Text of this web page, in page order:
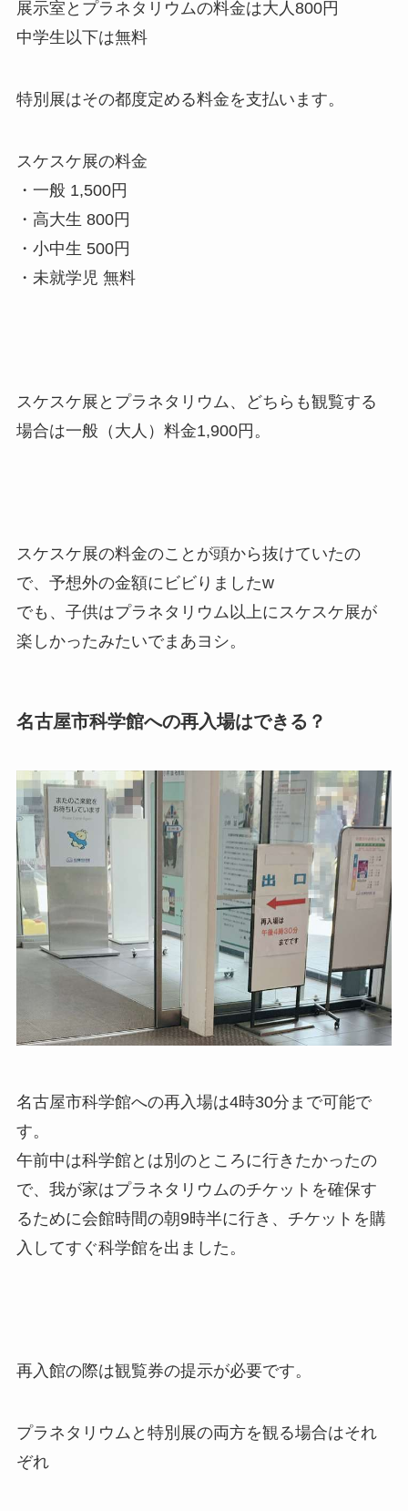
展示室とプラネタリウムの料金は大人800円
中学生以下は無料
特別展はその都度定める料金を支払います。
スケスケ展の料金
・一般 1,500円
・高大生 800円
・小中生 500円
・未就学児 無料
スケスケ展とプラネタリウム、どちらも観覧する
場合は一般（大人）料金1,900円。
スケスケ展の料金のことが頭から抜けていたの
で、予想外の金額にビビりましたw
でも、子供はプラネタリウム以上にスケスケ展が
楽しかったみたいでまあヨシ。
名古屋市科学館への再入場はできる？
名古屋市科学館への再入場は4時30分まで可能で
す。
午前中は科学館とは別のところに行きたかったの
で、我が家はプラネタリウムのチケットを確保す
るために会館時間の朝9時半に行き、チケットを購
入してすぐ科学館を出ました。
再入館の際は観覧券の提示が必要です。
プラネタリウムと特別展の両方を観る場合はそれ
ぞれ